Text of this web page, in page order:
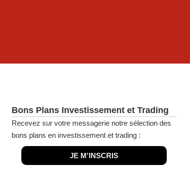
Bons Plans Investissement et Trading
Recevez sur votre messagerie notre sélection des
bons plans en investissement et trading :
JE M'INSCRIS